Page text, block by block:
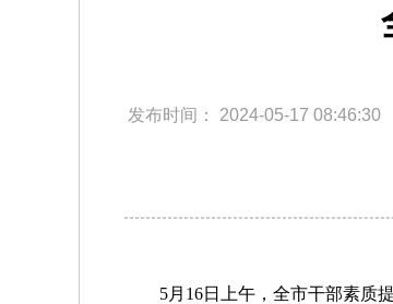
发布时间： 2024-05-17 08:46:30
5月16日上午，全市干部素质